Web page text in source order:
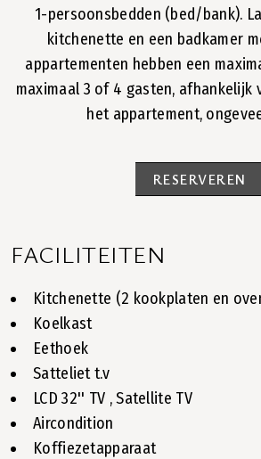
1-persoonsbedden (bed/bank).
kitchenette en een badkamer
appartementen hebben een
maximaal 3 of 4 gasten, afhankelijk
het appartement,
RESERVEREN
FACILITEITEN
Kitchenette (2 kookplaten en
Koelkast
Eethoek
Satteliet t.v
LCD 32'' TV , Satellite TV
Aircondition
Koffiezetapparaat